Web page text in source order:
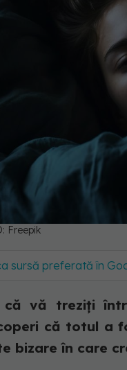
Freepik
sursă preferată în
că vă treziți
că totul a
bizare în care